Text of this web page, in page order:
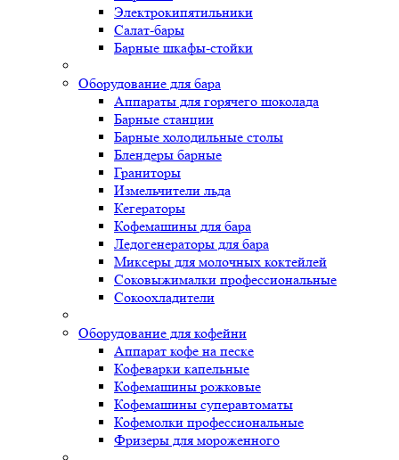
Электрокипятильники
Cалат-бары
Барные шкафы-стойки
Оборудование для бара
Аппараты для горячего шоколада
Барные станции
Барные холодильные столы
Блендеры барные
Граниторы
Измельчители льда
Кегераторы
Кофемашины для бара
Ледогенераторы для бара
Миксеры для молочных коктейлей
Соковыжималки профессиональные
Сокоохладители
Оборудование для кофейни
Аппарат кофе на песке
Кофеварки капельные
Кофемашины рожковые
Кофемашины суперавтоматы
Кофемолки профессиональные
Фризеры для мороженного